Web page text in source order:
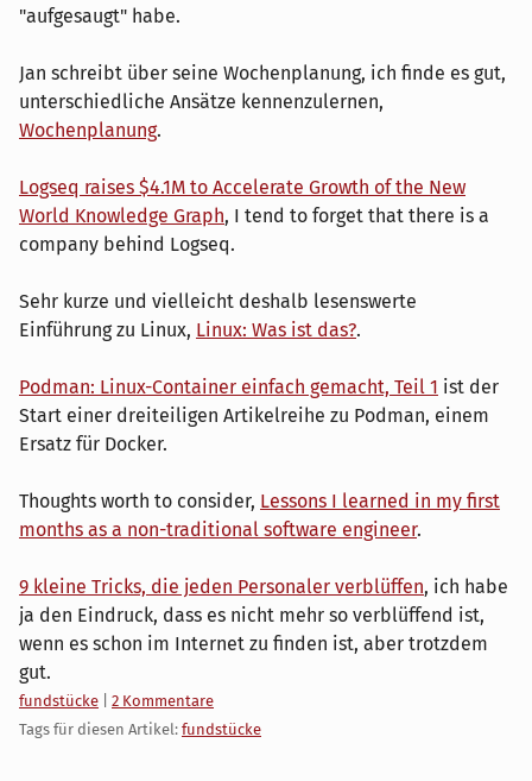
"aufgesaugt" habe.
Jan schreibt über seine Wochenplanung, ich finde es gut,
unterschiedliche Ansätze kennenzulernen,
Wochenplanung.
Logseq raises $4.1M to Accelerate Growth of the New
World Knowledge Graph, I tend to forget that there is a
company behind Logseq.
Sehr kurze und vielleicht deshalb lesenswerte
Einführung zu Linux, Linux: Was ist das?.
Podman: Linux-Container einfach gemacht, Teil 1 ist der
Start einer dreiteiligen Artikelreihe zu Podman, einem
Ersatz für Docker.
Thoughts worth to consider, Lessons I learned in my first
months as a non-traditional software engineer.
9 kleine Tricks, die jeden Personaler verblüffen, ich habe
ja den Eindruck, dass es nicht mehr so verblüffend ist,
wenn es schon im Internet zu finden ist, aber trotzdem
gut.
Kategorien:
fundstücke
2 Kommentare
Tags für diesen Artikel: fundstücke